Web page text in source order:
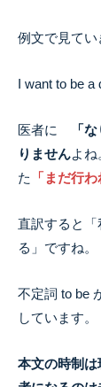
例文で見てい
I want to be a
医者に 「
りませんよ
た
「まだ行
直訳すると
る」ですね。
不定詞 to be
しています
本文の時制は